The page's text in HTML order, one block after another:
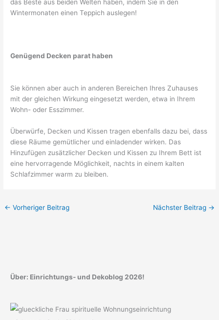
das Beste aus beiden Welten haben, indem Sie in den
Wintermonaten einen Teppich auslegen!
Genügend Decken parat haben
Sie können aber auch in anderen Bereichen Ihres Zuhauses
mit der gleichen Wirkung eingesetzt werden, etwa in Ihrem
Wohn- oder Esszimmer.
Überwürfe, Decken und Kissen tragen ebenfalls dazu bei, dass
diese Räume gemütlicher und einladender wirken. Das
Hinzufügen zusätzlicher Decken und Kissen zu Ihrem Bett ist
eine hervorragende Möglichkeit, nachts in einem kalten
Schlafzimmer warm zu bleiben.
← Vorheriger Beitrag Nächster Beitrag →
Über: Einrichtungs- und Dekoblog 2026!